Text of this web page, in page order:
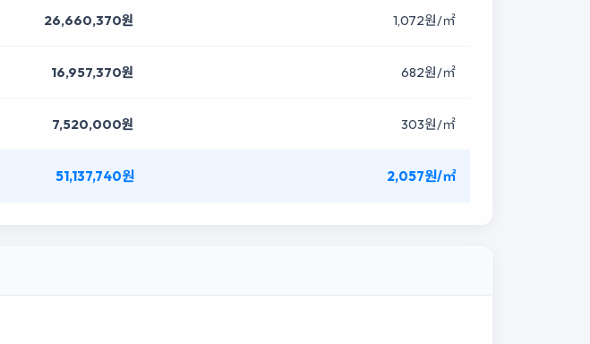
26,660,370원 1,072원/㎡
16,957,370원 682원/㎡
7,520,000원 303원/㎡
51,137,740원 2,057원/㎡